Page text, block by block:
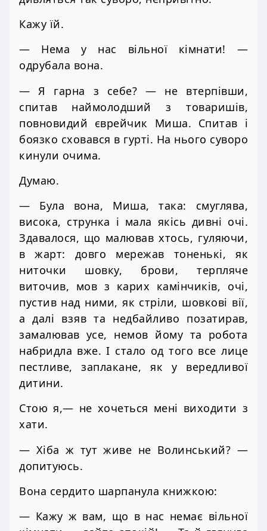
Кажу їй.
— Нема у нас вільної кімнати! —
одрубала вона.
— Я гарна з себе? — не втерпівши,
спитав наймолодший з товаришів,
повновидий єврейчик Миша. Спитав і
боязко сховався в гурті. На нього суворо
кинули очима.
Думаю.
— Була вона, Миша, така: смуглява,
висока, струнка і мала якісь дивні очі.
Здавалося, що малював хтось, гуляючи,
в жарт: довго мережав тоненькі, як
ниточки шовку, брови, терпляче
виточив, мов з карих камінчиків, очі,
пустив над ними, як стріли, шовкові вії,
а далі взяв та недбайливо позатирав,
замалював усе, немов йому та робота
набридла вже. І стало од того все лице
пестливе, заплакане, як у вередливої
дитини.
Стою я,— не хочеться мені виходити з
хати.
— Хіба ж тут живе не Волинський? —
допитуюсь.
Вона сердито шарпанула книжкою:
— Кажу ж вам, що в нас немає вільної